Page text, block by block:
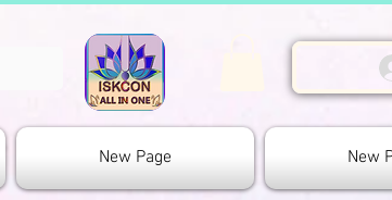
New Page New